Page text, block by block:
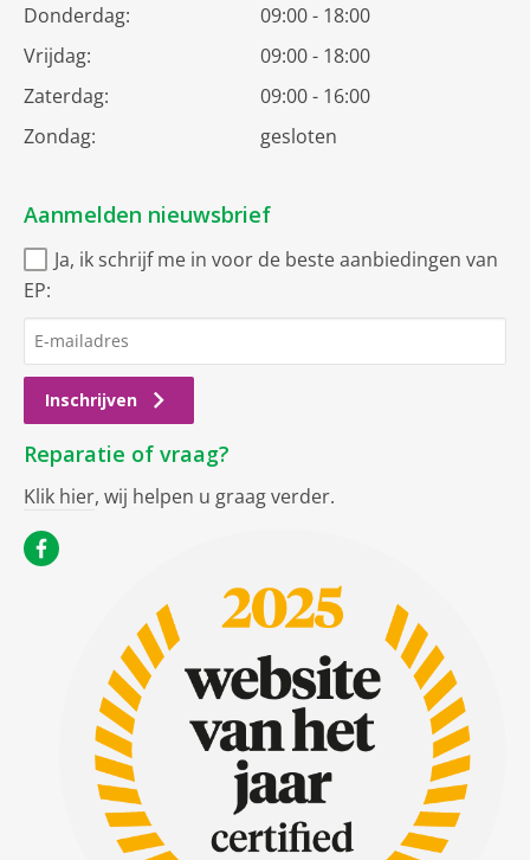
Donderdag:
09:00 - 18:00
Vrijdag:
09:00 - 18:00
Zaterdag:
09:00 - 16:00
Zondag:
gesloten
Aanmelden nieuwsbrief
Ja, ik schrijf me in voor de beste aanbiedingen van
EP:
Inschrijven
Reparatie of vraag?
Klik hier, wij helpen u graag verder.